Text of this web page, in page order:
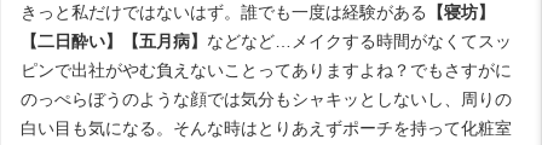
きっと私だけではないはず。誰でも一度は経験がある
【寝坊】
【二日酔い】【五月病】 などなど…メイクする時間がなくてスッ
ピンで出社がやむ負えないことってありますよね？でもさすがに
のっぺらぼうのような顔では気分もシャキッとしないし、周りの
白い目も気になる。そんな時はとりあえずポーチを持って化粧室